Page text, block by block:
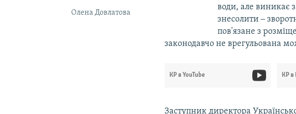
Олена Довлатова
води, але виникає
знесолити ‒
пов'язане з
законодавчо не врегульована
КР в YouTube КР в
Заступник директора